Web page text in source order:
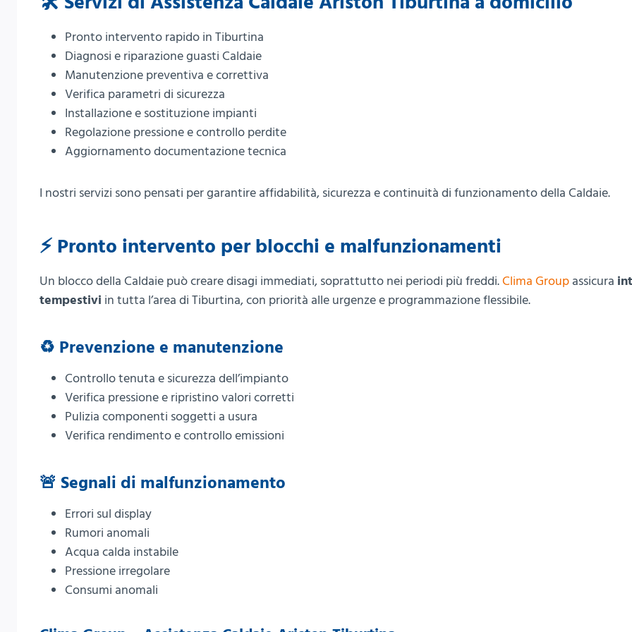
Pronto intervento rapido in Tiburtina
Diagnosi e riparazione guasti Caldaie
Manutenzione preventiva e correttiva
Verifica parametri di sicurezza
Installazione e sostituzione impianti
Regolazione pressione e controllo perdite
Aggiornamento documentazione tecnica
I nostri servizi sono pensati per garantire affidabilità, sicurezza e continuità di funzionamento della Caldaie.
⚡ Pronto intervento per blocchi e malfunzionamenti
Un blocco della Caldaie può creare disagi immediati, soprattutto nei periodi più freddi.Clima Group assicura
tempestivi in tutta l’area di Tiburtina, con priorità alle urgenze e programmazione flessibile.
♻️ Prevenzione e manutenzione
Controllo tenuta e sicurezza dell’impianto
Verifica pressione e ripristino valori corretti
Pulizia componenti soggetti a usura
Verifica rendimento e controllo emissioni
🚨 Segnali di malfunzionamento
Errori sul display
Rumori anomali
Acqua calda instabile
Pressione irregolare
Consumi anomali